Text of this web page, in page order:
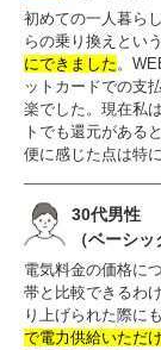
初めての一人暮ら
らの乗り換えとい
にできました。
ットカードでの支
楽でした。現在私
トでも還元がある
便に感じた点は特
30代男性
（ベーシッ
電気料金の価格に
帯と比較できるわ
り上げられた際に
で電力供給いただ